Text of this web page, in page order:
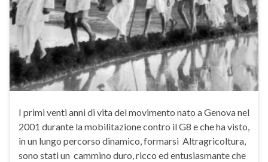
I primi venti anni di vita del movimento nato a Genova nel
2001 durante la mobilitazione contro il G8 e che ha visto,
in un lungo percorso dinamico, formarsi Altragricoltura,
sono stati un cammino duro, ricco ed entusiasmante che